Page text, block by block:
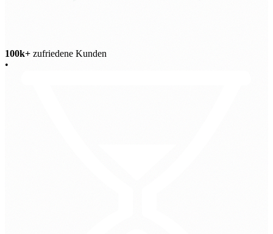
100k+ zufriedene Kunden
•